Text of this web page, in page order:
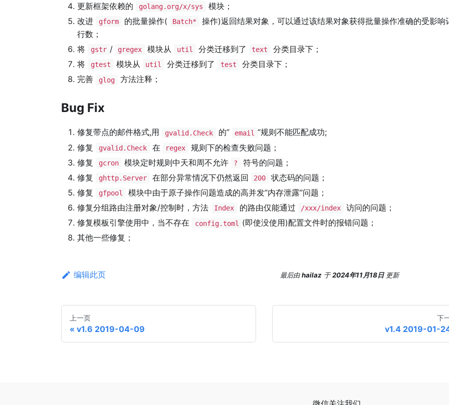
更新框架依赖的
golang.org/x/sys
模块；
改进
gform 的批量操作( Batch*
操作)返回结果对象，可以通过该结果对象获得批量操作准确的受影响
行数；
将
gstr / gregex 模块从 util 分类迁移到了 text
分类目录下；
将
gtest 模块从 util 分类迁移到了 test
分类目录下；
完善
glog 方法注释；
Bug Fix
修复带点的邮件格式,用 gvalid.Check 的” email “规则不能匹配成功;
修复
gvalid.Check 在 regex
规则下的检查失败问题；
修复
gcron 模块定时规则中天和周不允许 ?
符号的问题；
修复
ghttp.Server 在部分异常情况下仍然返回 200
状态码的问题；
修复
gfpool
模块中由于原子操作问题造成的高并发”内存泄露”问题；
修复分组路由注册对象/控制时，方法
Index 的路由仅能通过 /xxx/index
访问的问题；
修复模板引擎使用中，当不存在
config.toml
(即使没使用)配置文件时的报错问题；
其他一些修复；
编辑此页 最后由hailaz 于2024年11月18日 更新
上一页
v1.6 2019-04-09
下
v1.4 2019-01-